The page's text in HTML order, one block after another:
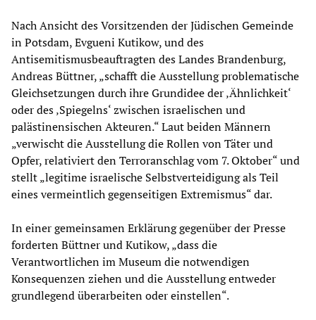
Nach Ansicht des Vorsitzenden der Jüdischen Gemeinde
in Potsdam, Evgueni Kutikow, und des
Antisemitismusbeauftragten des Landes Brandenburg,
Andreas Büttner, „schafft die Ausstellung problematische
Gleichsetzungen durch ihre Grundidee der ‚Ähnlichkeit‘
oder des ‚Spiegelns‘ zwischen israelischen und
palästinensischen Akteuren.“ Laut beiden Männern
„verwischt die Ausstellung die Rollen von Täter und
Opfer, relativiert den Terroranschlag vom 7. Oktober“ und
stellt „legitime israelische Selbstverteidigung als Teil
eines vermeintlich gegenseitigen Extremismus“ dar.
In einer gemeinsamen Erklärung gegenüber der Presse
forderten Büttner und Kutikow, „dass die
Verantwortlichen im Museum die notwendigen
Konsequenzen ziehen und die Ausstellung entweder
grundlegend überarbeiten oder einstellen“.